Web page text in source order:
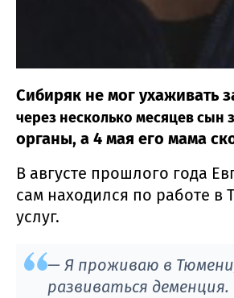
Сибиряк не мог ухаживать
через несколько месяцев сын
органы, а 4 мая его мама
В августе прошлого года
сам находился по работе в
услуг.
— Я проживаю в
развиваться